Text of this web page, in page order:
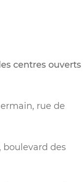
centres ouverts
rue de
boulevard des